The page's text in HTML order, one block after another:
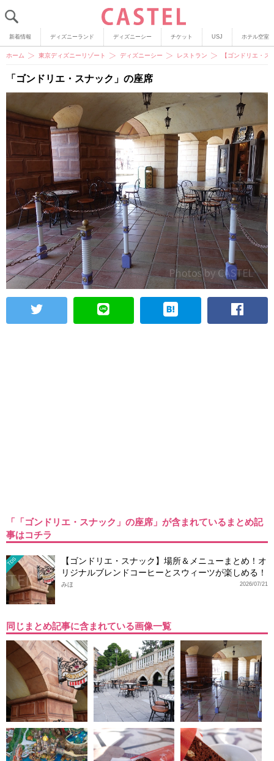
新着情報 ディズニーランド ディズニーシー チケット USJ ホテル空室
ホーム 東京ディズニーリゾート ディズニーシー レストラン 【ゴンドリエ・
「ゴンドリエ・スナック」の座席
「「ゴンドリエ・スナック」の座席」が含まれているまとめ記
事はコチラ
TDS
【ゴンドリエ・スナック】場所＆メニューまとめ！オ
リジナルブレンドコーヒーとスウィーツが楽しめる！
2026/07/21
みほ
同じまとめ記事に含まれている画像一覧